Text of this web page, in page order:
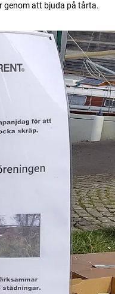
genom att bjuda på tårta.